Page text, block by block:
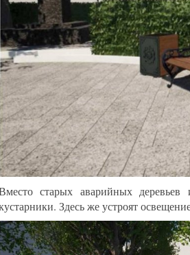
старых аварийных
Здесь же устроят